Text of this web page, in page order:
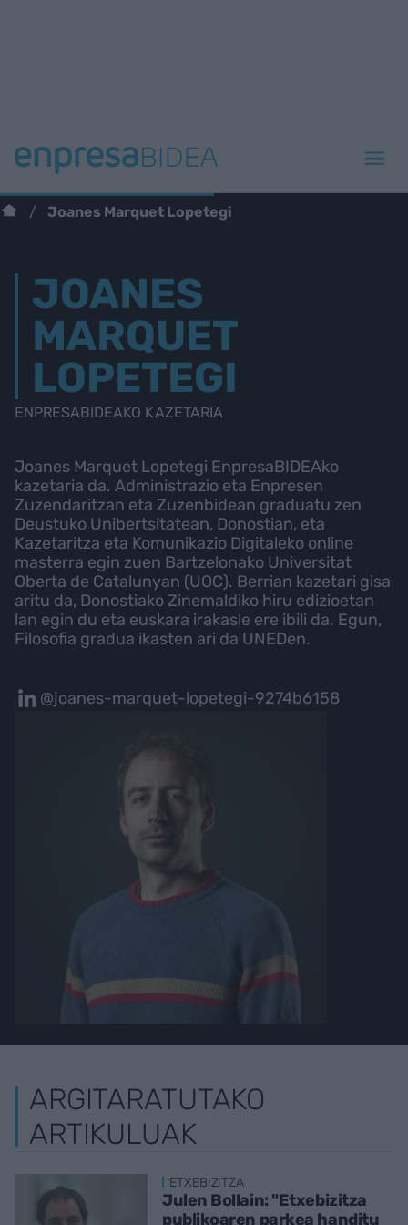
Joanes Marquet Lopetegi
JOANES
MARQUET
LOPETEGI
ENPRESABIDEAKO KAZETARIA
Joanes Marquet Lopetegi EnpresaBIDEAko
kazetaria da. Administrazio eta Enpresen
Zuzendaritzan eta Zuzenbidean graduatu zen
Deustuko Unibertsitatean, Donostian, eta
Kazetaritza eta Komunikazio Digitaleko online
masterra egin zuen Bartzelonako Universitat
Oberta de Catalunyan (UOC). Berrian kazetari gisa
aritu da, Donostiako Zinemaldiko hiru edizioetan
lan egin du eta euskara irakasle ere ibili da. Egun,
Filosofia gradua ikasten ari da UNEDen.
@joanes-marquet-lopetegi-9274b6158
ARGITARATUTAKO
ARTIKULUAK
ETXEBIZITZA
Julen Bollain: "Etxebizitza
publikoaren parkea handitu